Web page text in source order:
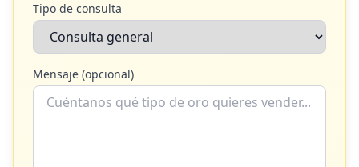
Tipo de consulta
Mensaje (opcional)